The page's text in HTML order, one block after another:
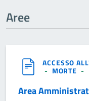
Aree
ACCESSO
- MORTE -
Area